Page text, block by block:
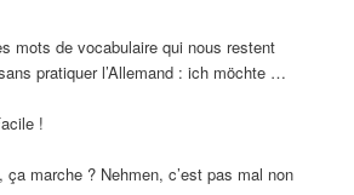
mots de vocabulaire qui nous restent
pratiquer l’Allemand : ich möchte …
!
ça marche ? Nehmen, c’est pas mal non